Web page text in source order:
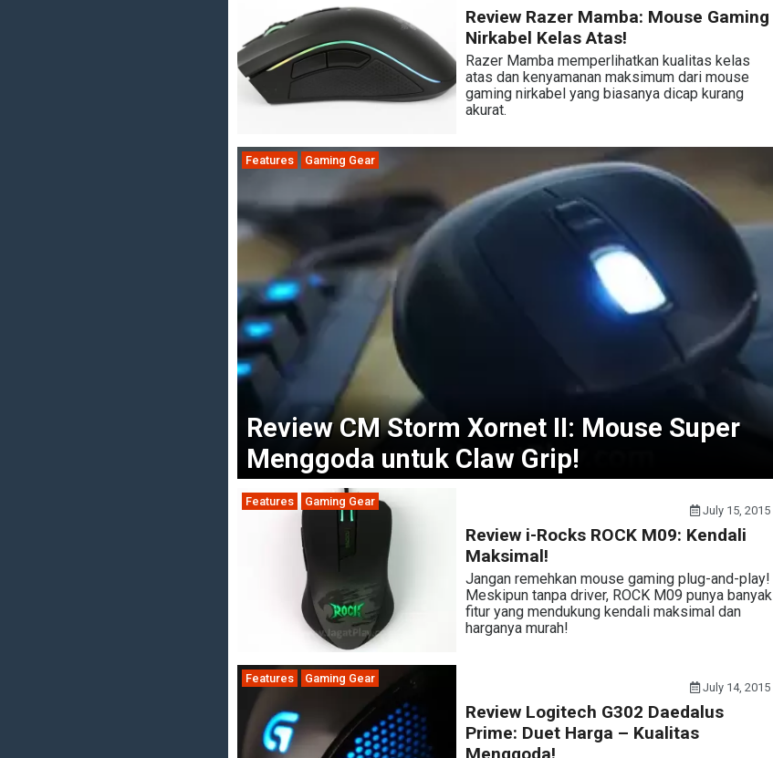
Review Razer Mamba: Mouse Gaming
Nirkabel Kelas Atas!
Razer Mamba memperlihatkan kualitas kelas
atas dan kenyamanan maksimum dari mouse
gaming nirkabel yang biasanya dicap kurang
akurat.
Features Gaming Gear
Review CM Storm Xornet II: Mouse Super
Menggoda untuk Claw Grip!
Features Gaming Gear
July 15, 2015
Review i-Rocks ROCK M09: Kendali
Maksimal!
Jangan remehkan mouse gaming plug-and-play!
Meskipun tanpa driver, ROCK M09 punya banyak
fitur yang mendukung kendali maksimal dan
harganya murah!
Features Gaming Gear
July 14, 2015
Review Logitech G302 Daedalus
Prime: Duet Harga – Kualitas